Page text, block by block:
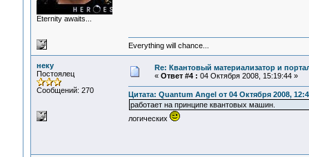
Eternity awaits...
Everything will chance...
неку
Постоялец
Сообщений: 270
Re: Квантовый материализатор и
« Ответ #4 : 04 Октября 2008, 15:19:44 »
Цитата: Quantum Angel от 04 Октября 2008,
работает на принципе квантовых машин.
логических